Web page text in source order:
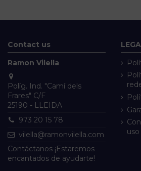
Contact us
Ramon Vilella
Políg. Ind. "Camí dels
Frares" C/F
25190 - LLEIDA
973 20 15 78
vilella@ramonvilella.com
Contáctanos ¡Estaremos
encantados de ayudarte!